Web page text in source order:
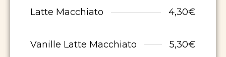
Latte Macchiato 4,30€
Vanille Latte Macchiato 5,30€